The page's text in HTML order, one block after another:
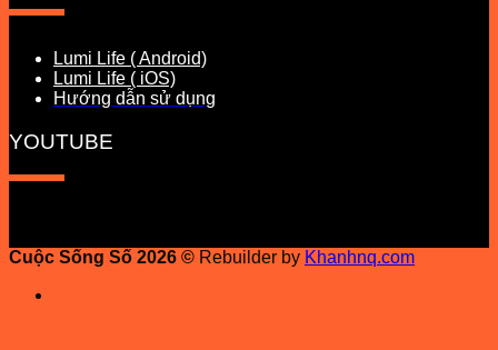
Lumi Life ( Android)
Lumi Life ( iOS)
Hướng dẫn sử dụng
YOUTUBE
Cuộc Sống Số 2026 © Rebuilder by Khanhnq.com